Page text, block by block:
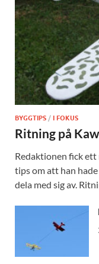
BYGGTIPS / I FOKUS
Ritning på
Redaktionen fick
tips om att han
dela med sig av.